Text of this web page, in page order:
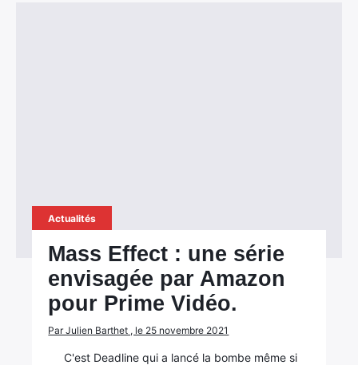
Actualités
Mass Effect : une série
envisagée par Amazon
pour Prime Vidéo.
Par Julien Barthet , le 25 novembre 2021
C'est Deadline qui a lancé la bombe même si
: